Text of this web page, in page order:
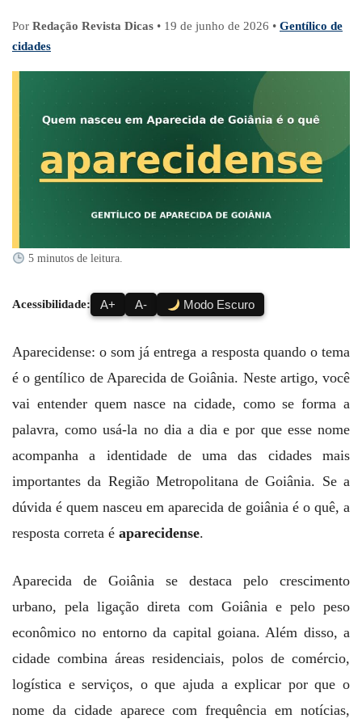
Por Redação Revista Dicas • 19 de junho de 2026 • Gentílico de
cidades
5 minutos de leitura.
Acessibilidade: A+ A- Modo Escuro
Aparecidense: o som já entrega a resposta quando o tema
é o gentílico de Aparecida de Goiânia. Neste artigo, você
vai entender quem nasce na cidade, como se forma a
palavra, como usá-la no dia a dia e por que esse nome
acompanha a identidade de uma das cidades mais
importantes da Região Metropolitana de Goiânia. Se a
dúvida é quem nasceu em aparecida de goiânia é o quê, a
resposta correta é aparecidense.
Aparecida de Goiânia se destaca pelo crescimento
urbano, pela ligação direta com Goiânia e pelo peso
econômico no entorno da capital goiana. Além disso, a
cidade combina áreas residenciais, polos de comércio,
logística e serviços, o que ajuda a explicar por que o
nome da cidade aparece com frequência em notícias,